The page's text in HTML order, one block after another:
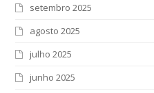
setembro 2025
agosto 2025
julho 2025
junho 2025